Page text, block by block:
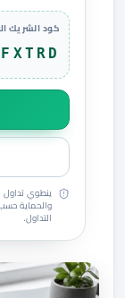
كود الشريك
FXTRD
ينطوي تداول
التداول.